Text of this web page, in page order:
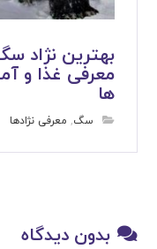
بهترین نژاد
معرفی غذا و
ها
سگ, معرفی نژادها
بدون دیدگاه